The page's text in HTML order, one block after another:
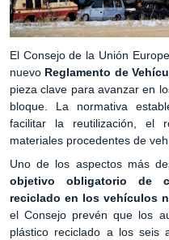
El Consejo de la Unión
nuevo Reglamento de
pieza clave para avanzar en
bloque. La normativa
facilitar la reutilización, el
materiales procedentes de
Uno de los aspectos más
objetivo obligatorio de
reciclado en los vehículos
el Consejo prevén que los
plástico reciclado a los